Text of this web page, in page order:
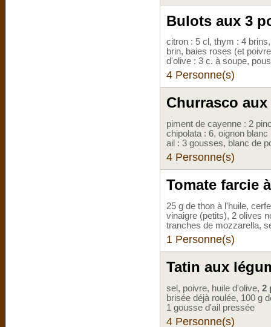
Bulots aux 3
citron : 5 cl, thym : 4
brin, baies roses (et
d'olive : 3 c. à soupe,
4 Personne(s)
Churrasco
piment de cayenne : 2
chipolata : 6, oignon
ail : 3 gousses, blanc de
4 Personne(s)
Tomate farcie
25 g de thon à l'huile,
vinaigre (petits), 2 olives
tranches de mozzarella,
1 Personne(s)
Tatin aux
sel, poivre, huile d'olive, 2
brisée déjà roulée, 100 g
1 gousse d'ail pressée
4 Personne(s)